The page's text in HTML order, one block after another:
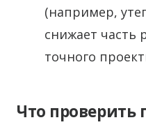
(например,
снижает часть
точного
Что проверить